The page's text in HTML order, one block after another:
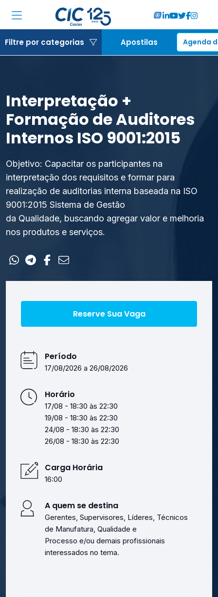
Associadas
Locações
Eventos
Notícias
Filtre por categorias Apostilas Agenda
Interpretação +
Formação de Auditores
Internos ISO 9001:2015
Objetivo: Capacitar os participantes na
interpretação dos requisitos e formar para
realização de auditorias interna baseada na ISO
9001:2015 Sistema de Gestão
da Qualidade, buscando agregar valor e melhoria
nos produtos e serviços.
Reserve Sua Vaga
Período
17/08/2026 a 26/08/2026
Horário
17/08 - 18:30 às 22:30
19/08 - 18:30 às 22:30
24/08 - 18:30 às 22:30
26/08 - 18:30 às 22:30
Carga Horária
16:00
A quem se destina
Gerentes, Supervisores, Líderes, Técnicos
de Manufatura, Qualidade e
Processo e/ou demais profissionais
interessados no tema.